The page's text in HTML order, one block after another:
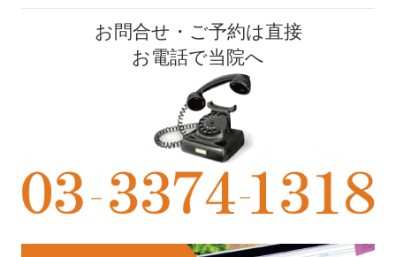
お問合せ・ご予約は直接
お電話で当院へ